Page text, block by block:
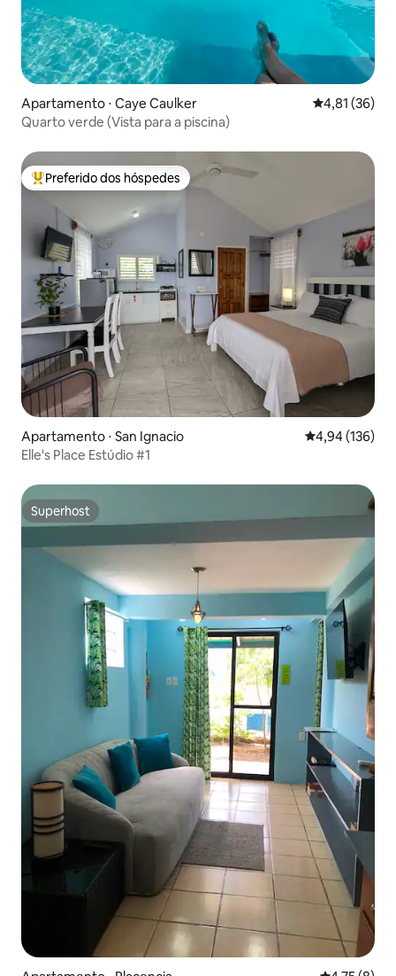
Apartamento ⋅ Caye Caulker 4,81 de uma
4,81 (36)
Quarto verde (Vista para a piscina)
Entre os melhores preferidos dos hóspedes
Preferido dos hóspedes
Apartamento ⋅ San Ignacio 4,94 de uma
4,94 (136)
Elle's Place Estúdio #1
Superhost
Superhost